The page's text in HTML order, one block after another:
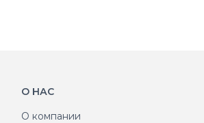
О НАС
О компании